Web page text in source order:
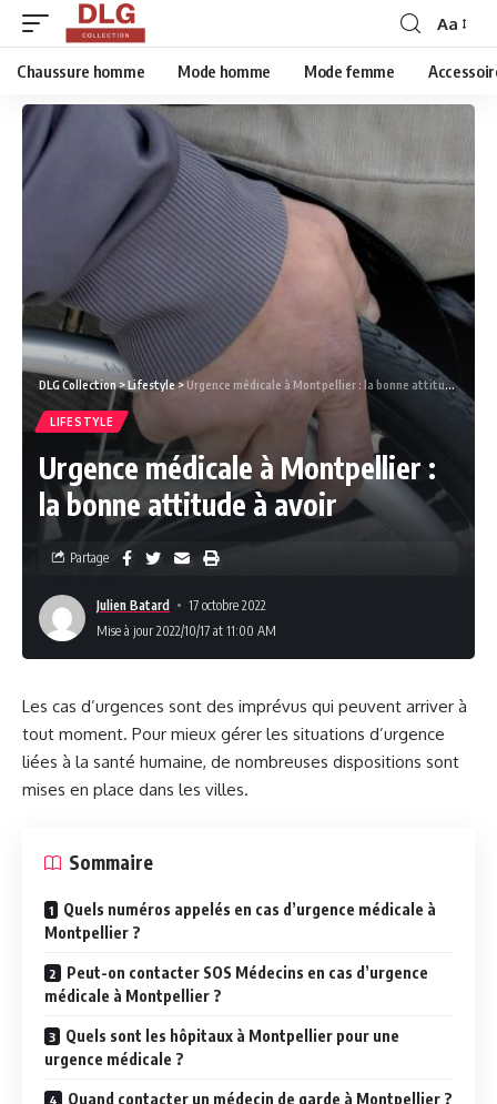
Aa
Chaussure homme Mode homme Mode femme
DLG Collection>Lifestyle>Urgence médicale à Montpellier : la bonne attitude à avoir
LIFESTYLE
Urgence médicale à Montpellier :
la bonne attitude à avoir
Julien Batard
17 octobre 2022
Mise à jour 2022/10/17 at 11:00 AM
Partage
Les cas d’urgences sont des imprévus qui peuvent arriver à
tout moment. Pour mieux gérer les situations d’urgence
liées à la santé humaine, de nombreuses dispositions sont
mises en place dans les villes.
Sommaire
Quels numéros appelés en cas d’urgence médicale à
Montpellier ?
Peut-on contacter SOS Médecins en cas d’urgence
médicale à Montpellier ?
Quels sont les hôpitaux à Montpellier pour une
urgence médicale ?
Quand contacter un médecin de garde à Montpellier ?